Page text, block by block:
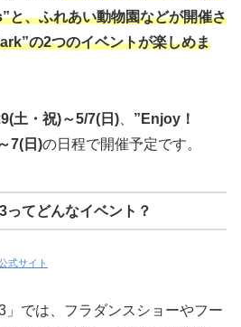
と、ふれあい動物園などが開催さ
の2つのイベントが楽しめま
土・祝)～5/7(日)
”Enjoy！
7(日)の日程で開催予定です。
てどんなイベント？
式サイト
」では、フラダンスショーやフー